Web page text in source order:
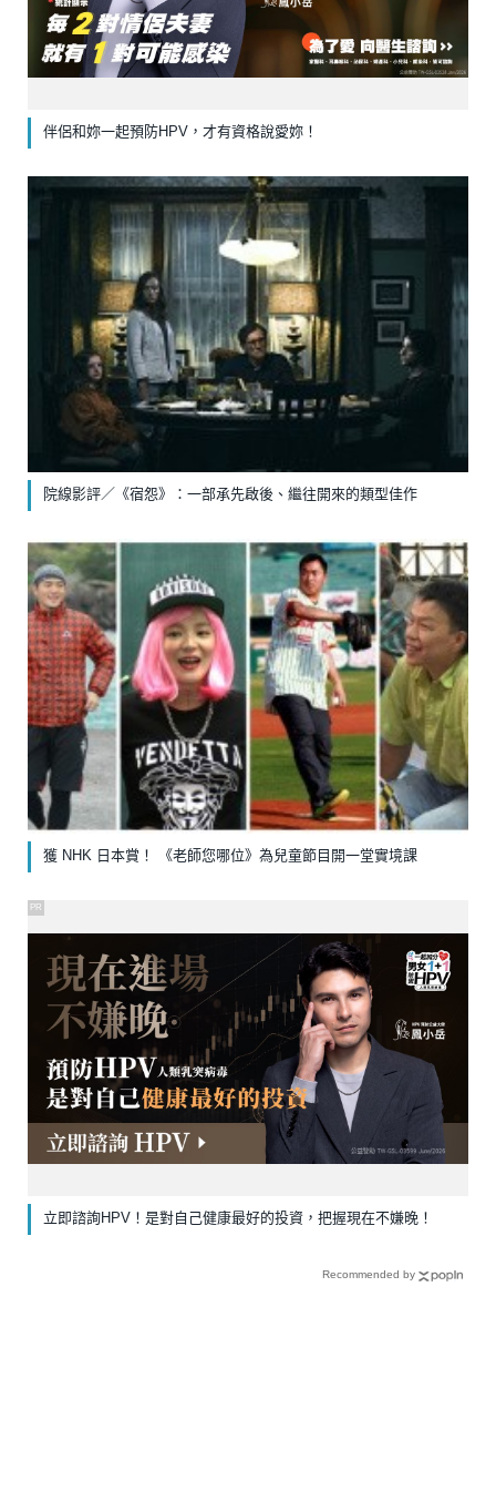
伴侶和妳一起預防HPV，才有資格說愛妳！
院線影評／《宿怨》：一部承先啟後、繼往開來的類型佳作
獲 NHK 日本賞！ 《老師您哪位》為兒童節目開一堂實境課
立即諮詢HPV！是對自己健康最好的投資，把握現在不嫌晚！
PR
Recommended by